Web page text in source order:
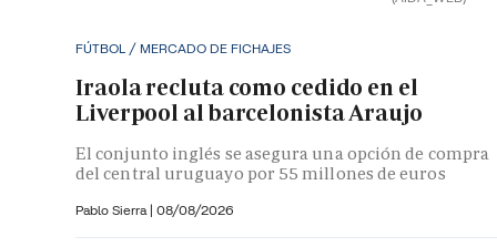
FÚTBOL / MERCADO DE FICHAJES
Iraola recluta como cedido en el
Liverpool al barcelonista Araujo
El conjunto inglés se asegura una opción de compra
del central uruguayo por 55 millones de euros
Pablo Sierra | 08/08/2026